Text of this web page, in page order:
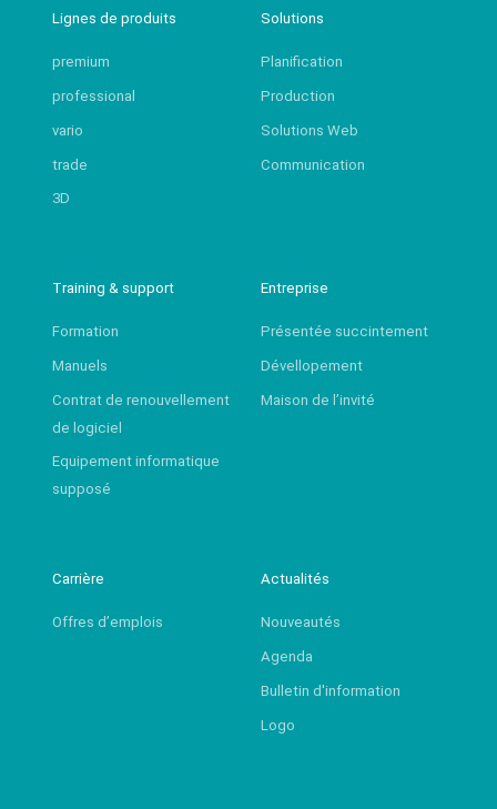
Lignes de produits
premium
professional
vario
trade
3D
Solutions
Planification
Production
Solutions Web
Communication
Training & support
Formation
Manuels
Contrat de renouvellement
de logiciel
Equipement informatique
supposé
Entreprise
Présentée succintement
Dévellopement
Maison de l’invité
Carrière
Offres d’emplois
Actualités
Nouveautés
Agenda
Bulletin d'information
Logo